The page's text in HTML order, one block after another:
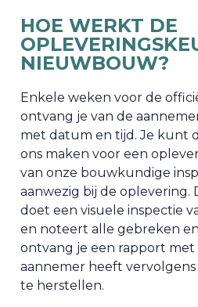
HOE WERKT DE
NIEUWBOUW?
Enkele weken voor de
ontvang je van de
met datum en tijd. Je kunt
ons maken voor een
van onze bouwkundige
aanwezig bij de
doet een visuele inspectie
en noteert alle gebreken en
ontvang je een rapport met
aannemer heeft
te herstellen.